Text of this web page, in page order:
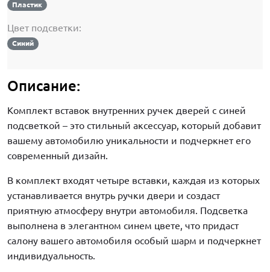
Пластик
Цвет подсветки:
Синий
Описание:
Комплект вставок внутренних ручек дверей с синей
подсветкой – это стильный аксессуар, который добавит
вашему автомобилю уникальности и подчеркнет его
современный дизайн.
В комплект входят четыре вставки, каждая из которых
устанавливается внутрь ручки двери и создаст
приятную атмосферу внутри автомобиля. Подсветка
выполнена в элегантном синем цвете, что придаст
салону вашего автомобиля особый шарм и подчеркнет
индивидуальность.